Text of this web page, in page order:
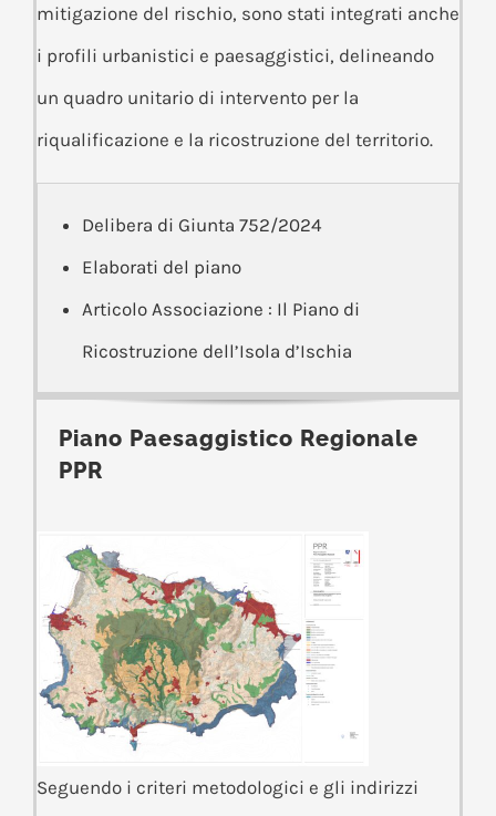
mitigazione del rischio, sono stati integrati anche
i profili urbanistici e paesaggistici, delineando
un quadro unitario di intervento per la
riqualificazione e la ricostruzione del territorio.
Delibera di Giunta 752/2024
Elaborati del piano
Articolo Associazione : Il Piano di
Ricostruzione dell’Isola d’Ischia
Piano Paesaggistico Regionale
PPR
Seguendo i criteri metodologici e gli indirizzi